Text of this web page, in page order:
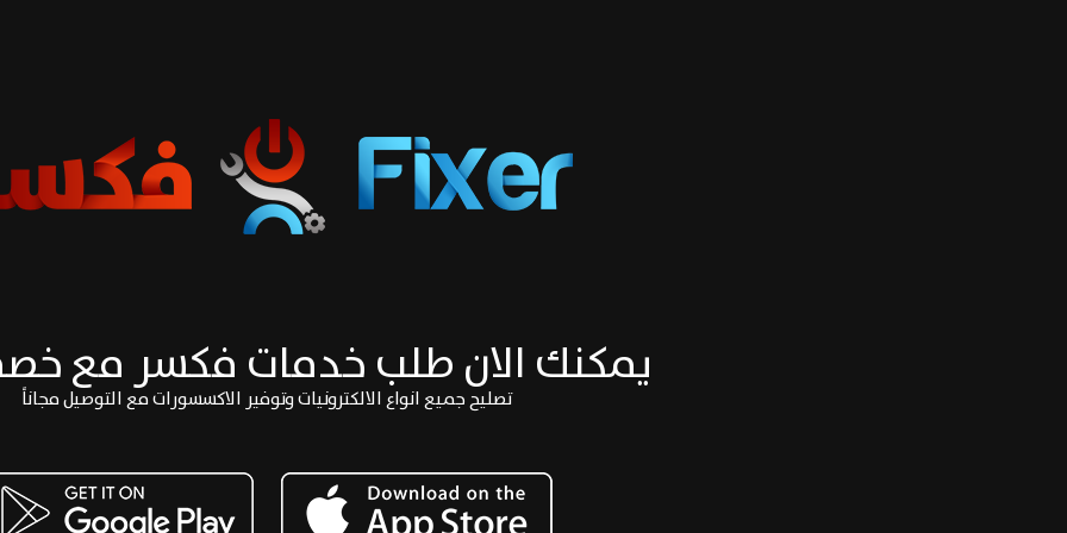
يمكنك الان طلب خدمات فكسر مع
تصليح جميع انواع الالكترونيات وتوفير الاكسسورات مع التوصيل مجاناً